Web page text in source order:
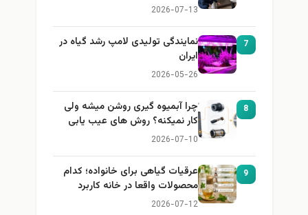
2026-07-13
7
نمایندگی تولیدی لامپ رشد گیاه در
ایران
2026-05-26
8
چرا آبمیوه گیری روشن میشه ولی
کار نمیکنه؟ روش های عیب یابی
2026-07-10
9
عرقیات گیاهی برای خانواده؛ کدام
محصولات واقعا در خانه کاربرد
دارند؟
2026-07-12